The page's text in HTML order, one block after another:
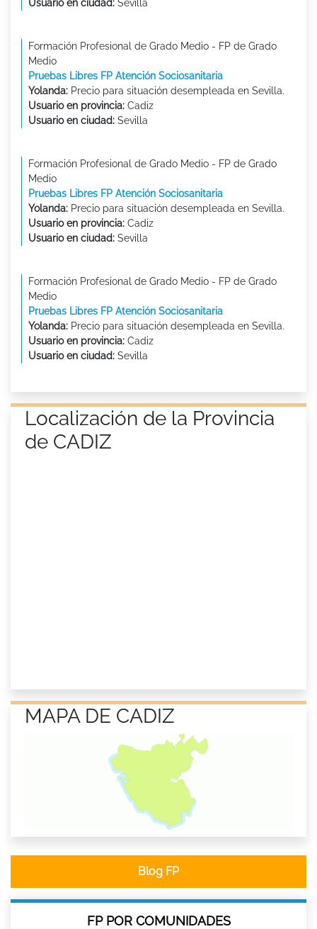
Usuario en ciudad: Sevilla
Formación Profesional de Grado Medio - FP de Grado
Medio
Pruebas Libres FP Atención Sociosanitaria
Yolanda: Precio para situación desempleada en Sevilla.
Usuario en provincia: Cadiz
Usuario en ciudad: Sevilla
Formación Profesional de Grado Medio - FP de Grado
Medio
Pruebas Libres FP Atención Sociosanitaria
Yolanda: Precio para situación desempleada en Sevilla.
Usuario en provincia: Cadiz
Usuario en ciudad: Sevilla
Formación Profesional de Grado Medio - FP de Grado
Medio
Pruebas Libres FP Atención Sociosanitaria
Yolanda: Precio para situación desempleada en Sevilla.
Usuario en provincia: Cadiz
Usuario en ciudad: Sevilla
Localización de la Provincia
de CADIZ
MAPA DE CADIZ
Blog FP
FP POR COMUNIDADES